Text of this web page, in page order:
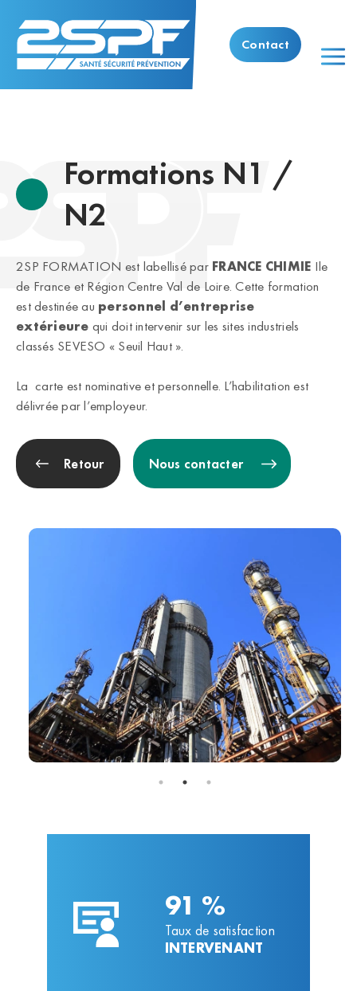
Contact
Formations N1 /
N2
2SP FORMATION est labellisé par FRANCE CHIMIE Ile
de France et Région Centre Val de Loire. Cette formation
est destinée au personnel d’entreprise
extérieure qui doit intervenir sur les sites industriels
classés SEVESO « Seuil Haut ».
La carte est nominative et personnelle. L’habilitation est
délivrée par l’employeur.
Retour Nous contacter
91 %
Taux de satisfaction
INTERVENANT